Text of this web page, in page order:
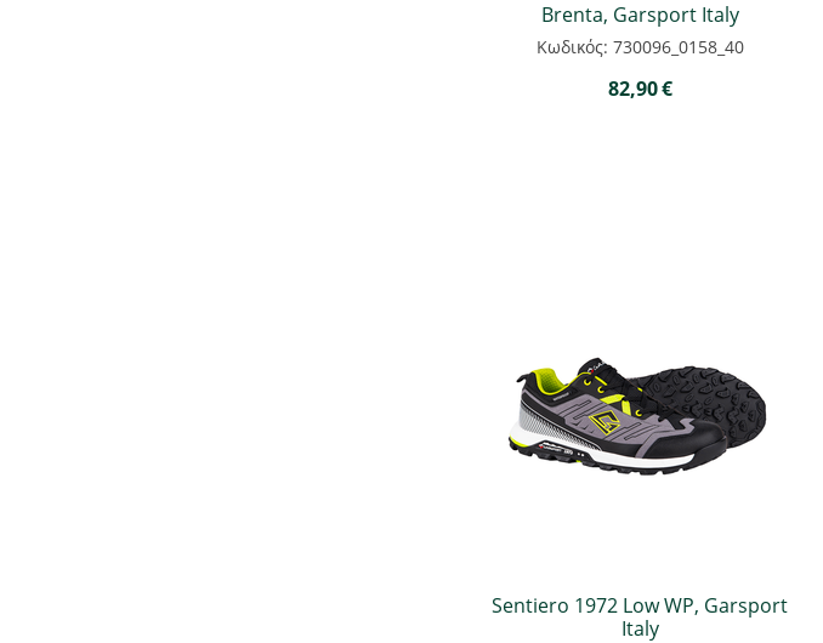
Brenta, Garsport Italy
Κωδικός: 730096_0158_40
82,90€
Sentiero 1972 Low WP, Garsport
Italy